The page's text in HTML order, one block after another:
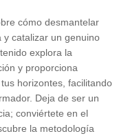
cómo desmantelar
y catalizar un genuino
explora la
y proporciona
horizontes, facilitando
Deja de ser un
conviértete en el
la metodología